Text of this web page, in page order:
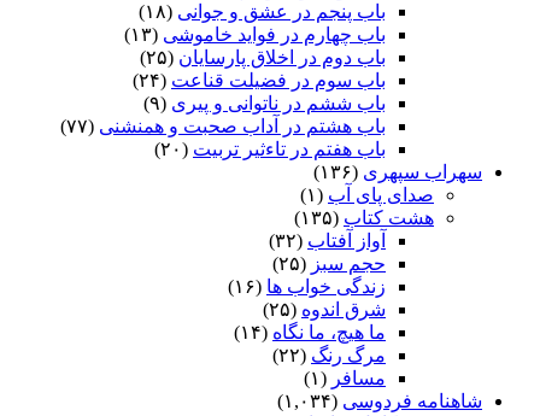
باب پنجم در عشق و جوانى (۱۸)
باب چهارم در فواید خاموشى (۱۳)
باب دوم در اخلاق پارسایان (۲۵)
باب سوم در فضیلت قناعت (۲۴)
باب ششم در ناتوانى و پیرى (۹)
باب هشتم در آداب صحبت و همنشنى (۷۷)
باب هفتم در تاءثیر تربیت (۲۰)
سهراب سپهری (۱۳۶)
صدای پای آب (۱)
هشت کتاب (۱۳۵)
آواز آفتاب (۳۲)
حجم سبز (۲۵)
زندگی خواب ها (۱۶)
شرق اندوه (۲۵)
ما هیچ، ما نگاه (۱۴)
مرگ رنگ (۲۲)
مسافر (۱)
شاهنامه فردوسی (۱,۰۳۴)